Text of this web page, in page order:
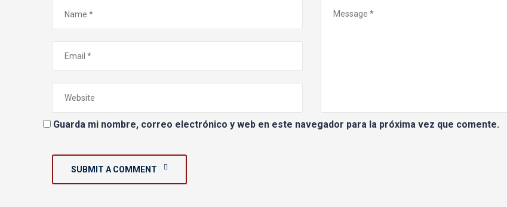
Guarda mi nombre, correo electrónico y web en este navegador para la próxima vez que comente.
SUBMIT A COMMENT